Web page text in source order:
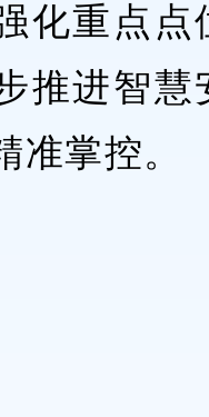
化重点
推进智
准掌控。